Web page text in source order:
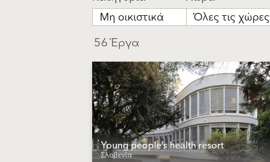
Μη οικιστικά
Όλες τις χώρες
56 Έργα
Young people’s health resort
Σλοβενία